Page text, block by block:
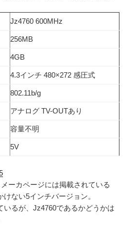
Jz4760 600MHz
256MB
4GB
4.3インチ 480×272 感圧式
802.11b/g
アナログ TV-OUTあり
容量不明
5V
ーカページには掲載されている
ない5インチバージョン。
いるが、Jz4760であるかどうかは